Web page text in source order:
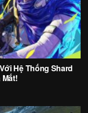
Hệ Thống Shard